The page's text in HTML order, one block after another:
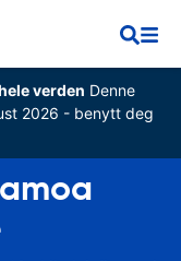
verden Denne
2026 - benytt deg